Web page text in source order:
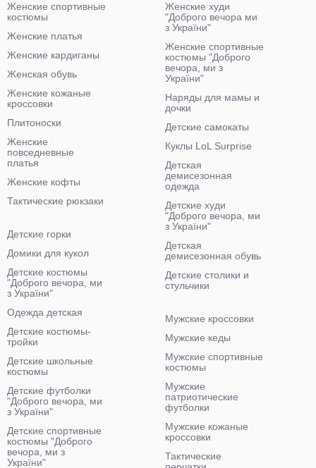
Женские спортивные
костюмы
Женские платья
Женские кардиганы
Женская обувь
Женские кожаные
кроссовки
Плитоноски
Женские
повседневные
платья
Женские кофты
Тактические рюкзаки
Женские худи
"Доброго вечора ми
з України"
Женские спортивные
костюмы "Доброго
вечора, ми з
України"
Наряды для мамы и
дочки
Детские самокаты
Куклы LoL Surprise
Детская
демисезонная
одежда
Детские худи
"Доброго вечора, ми
з України"
Детская
демисезонная обувь
Детские столики и
стульчики
Детские горки
Домики для кукол
Детские костюмы
"Доброго вечора, ми
з України"
Одежда детская
Детские костюмы-
тройки
Детские школьные
костюмы
Детские футболки
"Доброго вечора, ми
з України"
Детские спортивные
костюмы "Доброго
вечора, ми з
України"
Мужские кроссовки
Мужские кеды
Мужские спортивные
костюмы
Мужские
патриотические
футболки
Мужские кожаные
кроссовки
Тактические